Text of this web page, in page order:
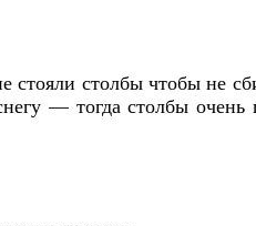
столбы чтобы не
— тогда столбы